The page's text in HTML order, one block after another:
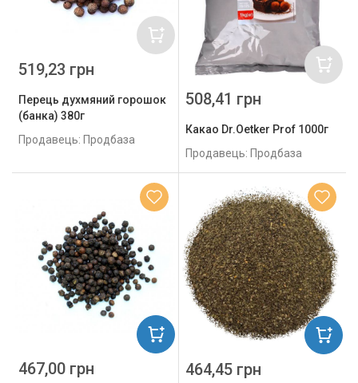
Перець духмяний горошок
(банка) 380г
Продавець: Продбаза
519,23 грн
Какао Dr.Oetker Prof 1000г
Продавець: Продбаза
508,41 грн
467,00 грн 464,45 грн